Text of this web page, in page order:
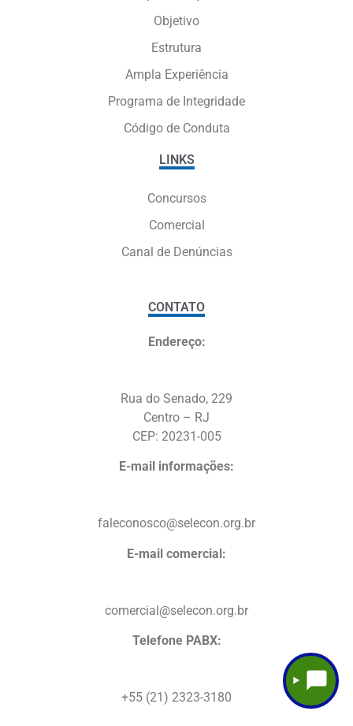
Objetivo
Estrutura
Ampla Experiência
Programa de Integridade
Código de Conduta
LINKS
Concursos
Comercial
Canal de Denúncias
CONTATO
Endereço:
Rua do Senado, 229
Centro – RJ
CEP: 20231-005
E-mail informações:
faleconosco@selecon.org.br
E-mail comercial:
comercial@selecon.org.br
Telefone PABX:
+55 (21) 2323-3180